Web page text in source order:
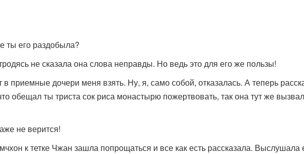
ты его раздобыла?
не сказала она слова неправды. Но ведь это для его же пользы!
в приемные дочери меня взять. Ну, я, само собой, отказалась. А теперь
обещал ты триста сок риса монастырю пожертвовать, так она тут же
не верится!
к тетке Чжан зашла попрощаться и все как есть рассказала. Выслушала